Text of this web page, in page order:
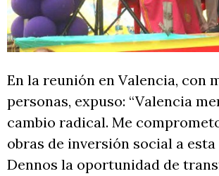
En la reunión en Valencia, con
personas, expuso: “Valencia
cambio radical. Me
obras de inversión social a esta
Dennos la oportunidad de